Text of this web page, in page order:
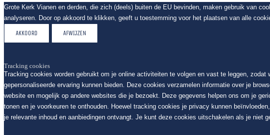
Grote Kerk Vianen en derden, die zich (deels) buiten de EU bevinden, maken gebruik van
analyseren. Door op akkoord te klikken, geeft u toestemming voor het plaatsen van alle
AKKOORD AFWIJZEN
Tracking cookies
Tracking cookies worden gebruikt om je online activiteiten te volgen en vast te leggen, zodat
gepersonaliseerde ervaring kunnen bieden. Deze cookies verzamelen informatie over je
website en mogelijk op andere websites die je bezoekt. Deze gegevens helpen ons om je
tonen en je voorkeuren te onthouden. Hoewel tracking cookies je privacy kunnen
je relevante inhoud en aanbiedingen ontvangt. Je kunt deze cookies uitschakelen als je niet